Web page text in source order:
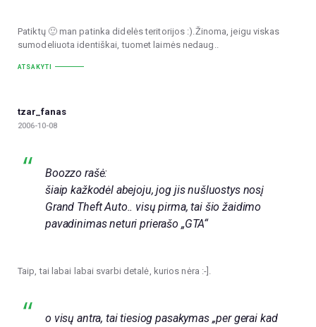
Patiktų 🙂 man patinka didelės teritorijos :).Žinoma, jeigu viskas
sumodeliuota identiškai, tuomet laimės nedaug..
ATSAKYTI
tzar_fanas
2006-10-08
Boozzo rašė:
šiaip kažkodėl abejoju, jog jis nušluostys nosį
Grand Theft Auto.. visų pirma, tai šio žaidimo
pavadinimas neturi prierašo „GTA“
Taip, tai labai labai svarbi detalė, kurios nėra :-].
o visų antra, tai tiesiog pasakymas ,,per gerai kad